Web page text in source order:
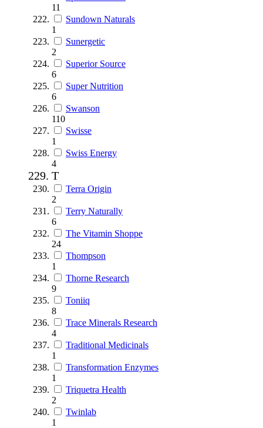
11
Sundown Naturals
1
Sunergetic
2
Superior Source
6
Super Nutrition
6
Swanson
110
Swisse
1
Swiss Energy
4
T
Terra Origin
2
Terry Naturally
6
The Vitamin Shoppe
24
Thompson
1
Thorne Research
9
Toniiq
8
Trace Minerals Research
4
Traditional Medicinals
1
Transformation Enzymes
1
Triquetra Health
2
Twinlab
1